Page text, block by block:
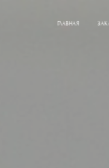
ГЛАВНАЯ